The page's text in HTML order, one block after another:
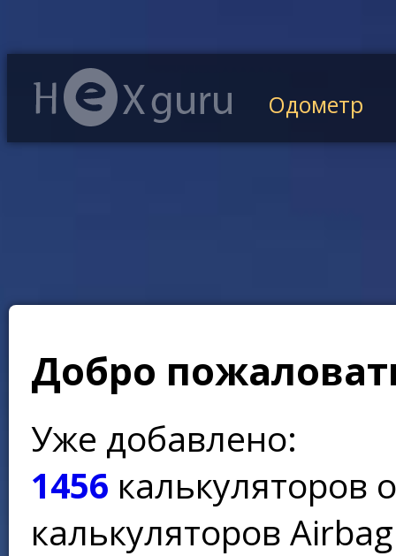
Одометр
Добро
Уже добавлено:
1456 калькуляторов
калькуляторов Airbag